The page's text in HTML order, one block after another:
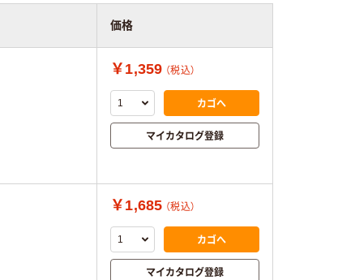
価格
￥1,359 （税込）
カゴへ
マイカタログ登録
￥1,685 （税込）
カゴへ
マイカタログ登録